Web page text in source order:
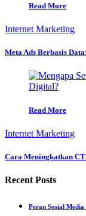
Read More
Internet Marketing
Meta Ads Berbasis
Read More
Internet Marketing
Cara Meningkatkan
Recent Posts
Peran Sosial